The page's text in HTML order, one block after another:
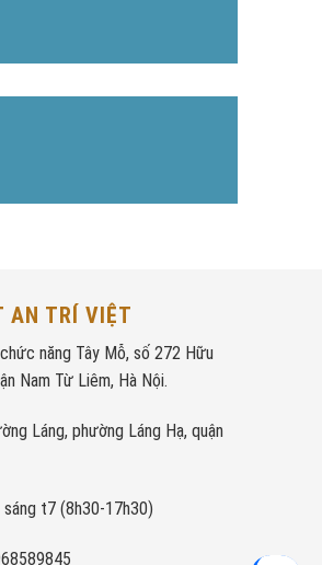
AN TRÍ VIỆT
năng Tây Mỗ, số 272 Hữu
Nam Từ Liêm, Hà Nội.
Láng, phường Láng Hạ, quận
t7 (8h30-17h30)